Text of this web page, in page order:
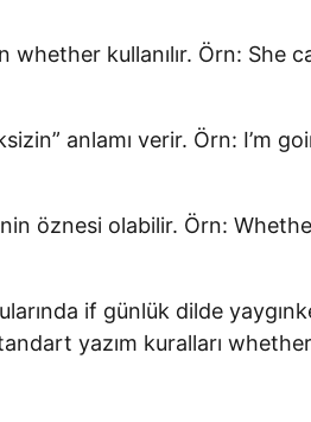
kullanılır. Örn: She
anlamı verir. Örn:
öznesi olabilir. Örn:
if günlük dilde
yazım kuralları